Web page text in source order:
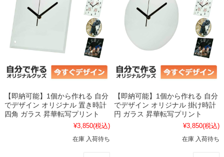
【即納可能】1個から作れる 自分
でデザイン オリジナル 置き時計
四角 ガラス 昇華転写プリント
¥3,850(税込)
在庫 入荷待ち
【即納可能】1個から作れる 自分
でデザイン オリジナル 掛け時計
円 ガラス 昇華転写プリント
¥3,850(税込)
在庫 入荷待ち